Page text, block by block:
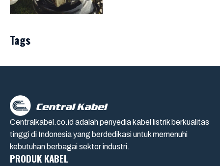
Tags
Centralkabel.co.id adalah penyedia kabel listrik berkualitas
tinggi di Indonesia yang berdedikasi untuk memenuhi
kebutuhan berbagai sektor industri.
PRODUK KABEL